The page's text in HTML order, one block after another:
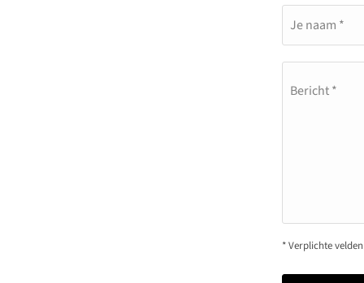
Je naam *
Bericht *
* Verplichte velden